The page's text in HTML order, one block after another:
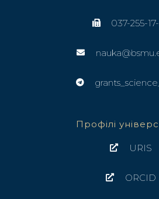
037-255-
Профілі
URIS
ORCID